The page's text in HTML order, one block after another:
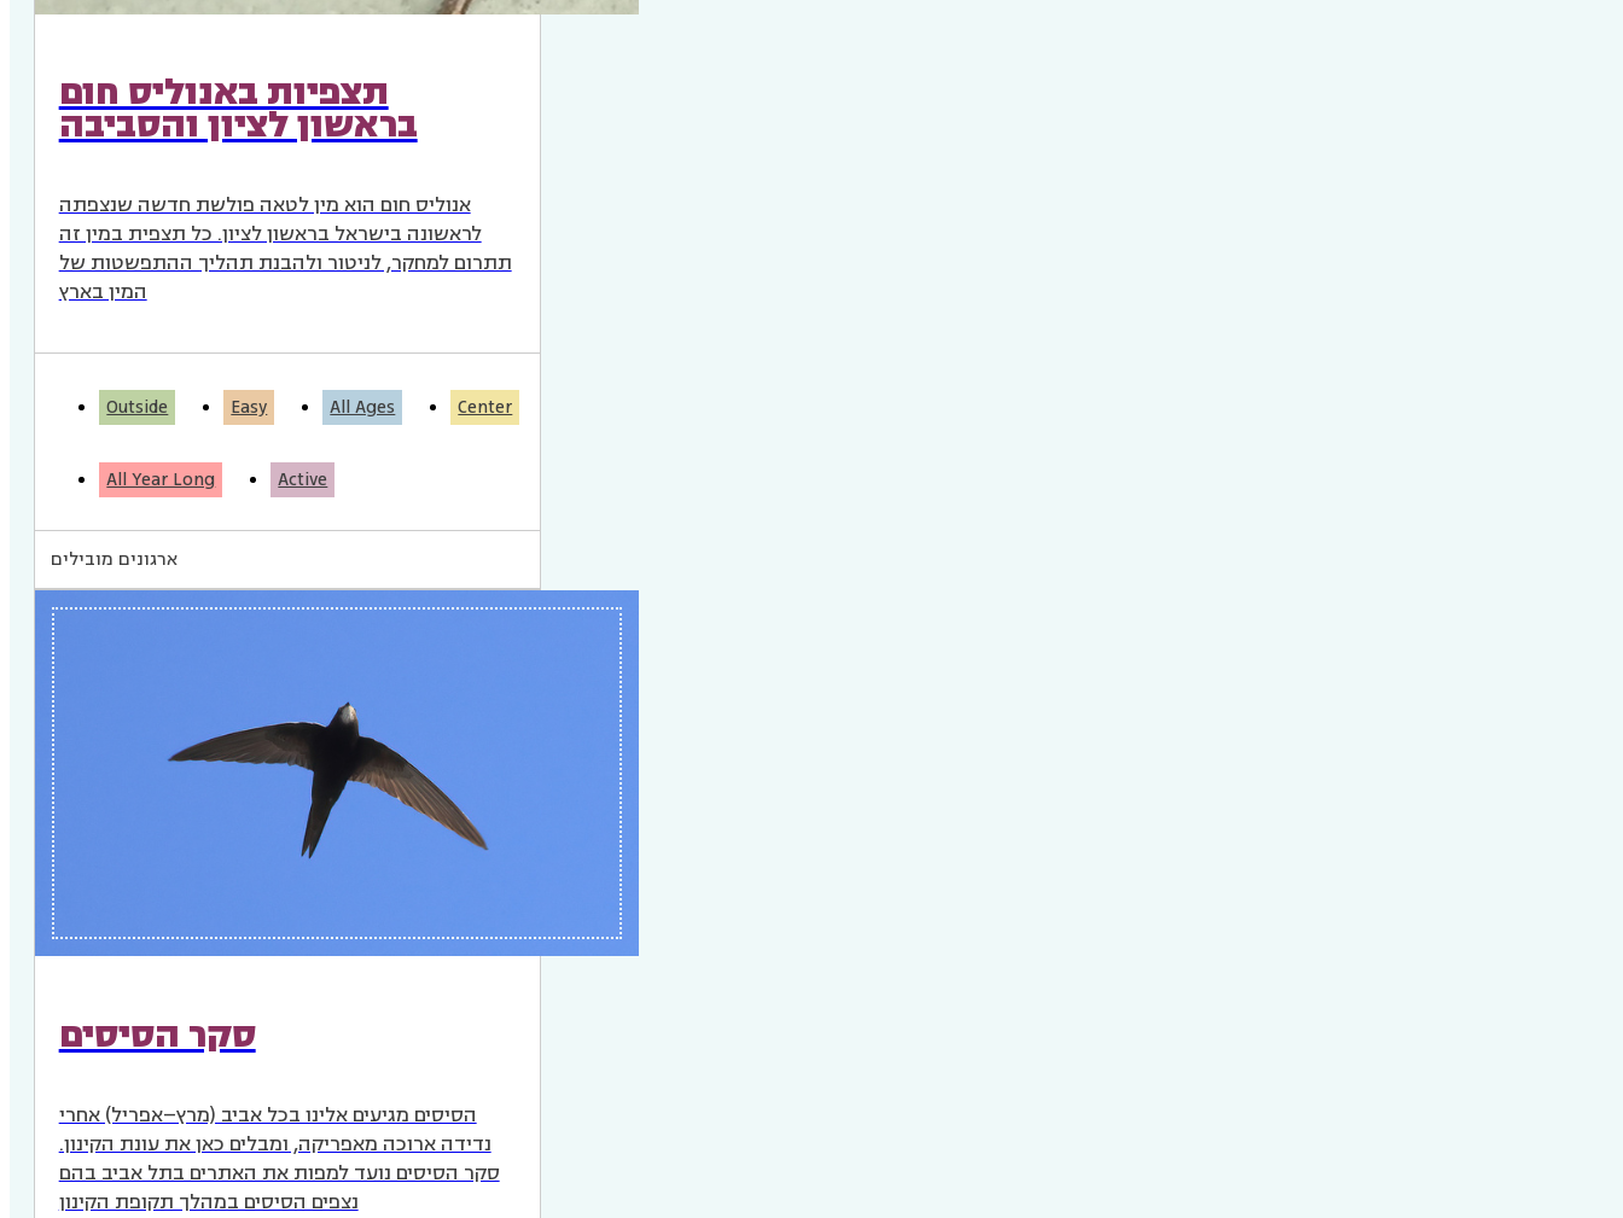
תצפיות באנוליס חום
בראשון לציון והסביבה
אנוליס חום הוא מין לטאה פולשת חדשה שנצפתה
לראשונה בישראל בראשון לציון. כל תצפית במין זה
תתרום למחקר, לניטור ולהבנת תהליך ההתפשטות של
המין בארץ
Outside Easy All Ages Center
All Year Long Active
ארגונים מובילים
סקר הסיסים
הסיסים מגיעים אלינו בכל אביב (מרץ–אפריל) אחרי
נדידה ארוכה מאפריקה, ומבלים כאן את עונת הקינון.
סקר הסיסים נועד למפות את האתרים בתל אביב בהם
נצפים הסיסים במהלך תקופת הקינון